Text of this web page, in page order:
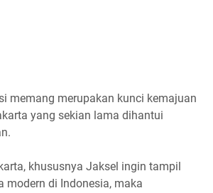
memang merupakan kunci kemajuan
yang sekian lama dihantui
khususnya Jaksel ingin tampil
modern di Indonesia, maka